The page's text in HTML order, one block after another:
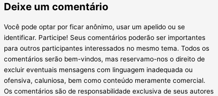
Deixe um comentário
Você pode optar por ficar anônimo, usar um apelido ou se
identificar. Participe! Seus comentários poderão ser importantes
para outros participantes interessados no mesmo tema. Todos os
comentários serão bem-vindos, mas reservamo-nos o direito de
excluir eventuais mensagens com linguagem inadequada ou
ofensiva, caluniosa, bem como conteúdo meramente comercial.
Os comentários são de responsabilidade exclusiva de seus autores